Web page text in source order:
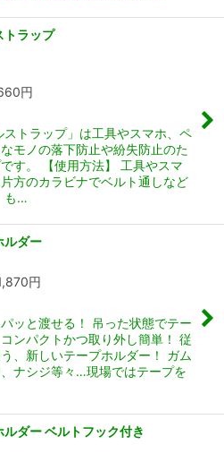
トラップ
円
ストラップ」は工具やスマホ、ペ
モノの落下防止や紛失防止のた
す。 【使用方法】 工具やスマ
方のカラビナでベルト通しなど
も…
ルダー
円
ッと渡せる！ 吊った状態でテー
ンパクトかつ取り外し簡単！ 従
、新しいテープホルダー！ ガム
ナシジ等々…現場ではテープを
ダー ベルトフック付き